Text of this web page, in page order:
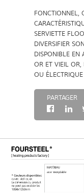
FONCTIONNEL,
SERVIETTE
DIVERSIFIER
DISPONIBLE EN
OR ET VIEIL OR,
OU
PARTAGER
CONTACT